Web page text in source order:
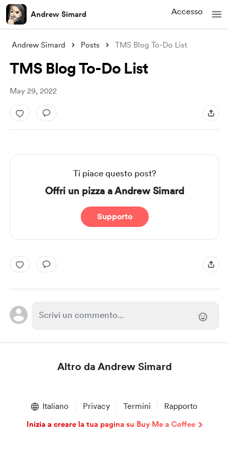
Andrew Simard Accesso
Andrew Simard Posts TMS Blog To-Do List
TMS Blog To-Do List
May 29, 2022
Ti piace questo post?
Offri un pizza a Andrew Simard
Supporto
Altro da Andrew Simard
Italiano Privacy Termini Rapporto
Inizia a creare la tua pagina su Buy Me a Coffee